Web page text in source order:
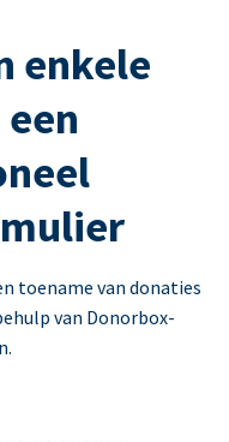
enkele
toename van donaties
van Donorbox-